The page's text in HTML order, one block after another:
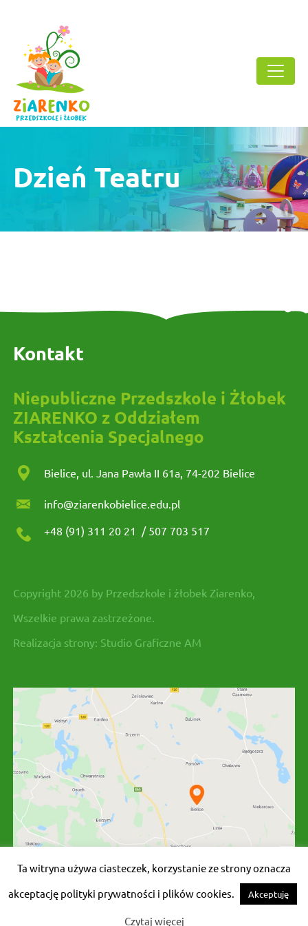
Dzień Teatru
Kontakt
Niepubliczne Przedszkole i Żłobek
ZIARENKO z Oddziałem
Kształcenia Specjalnego
Bielice, ul. Jana Pawła II 61a, 74-202 Bielice
info@ziarenkobielice.edu.pl
+48 (91) 311 20 21 / 507 703 517
Copyright 2026 by Przedszkole i żłobek Ziarenko,
Wszelkie prawa zastrzeżone.
Realizacja strony: Studio Graficzne AM
Ta witryna używa ciasteczek, korzystanie ze strony oznacza
akceptację polityki prywatności i plików cookies.
Akceptuję
Czytaj więcej